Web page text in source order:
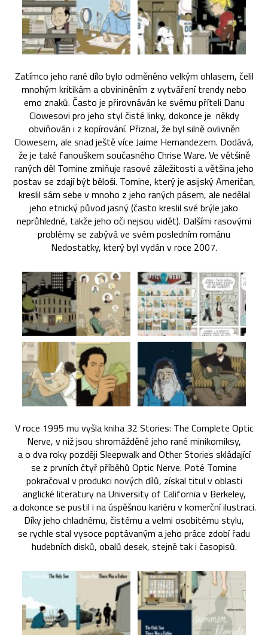
Zatímco jeho rané dílo bylo odměněno velkým ohlasem, čelil
mnohým kritikám a obvininěním z vytváření trendy nebo
emo znaků. Často je přirovnáván ke svému příteli Danu
Clowesovi pro jeho styl čisté linky, dokonce je někdy
obviňován i z kopírování. Přiznal, že byl silně ovlivněn
Clowesem, ale snad ještě více Jaime Hernandezem. Dodává,
že je také fanouškem současného Chrise Ware. Ve většině
raných děl Tomine zmiňuje rasové záležitosti a většina jeho
postav se zdají být běloši. Tomine, který je asijský Američan,
kreslil sám sebe v mnoho z jeho raných pásem, ale nedělal
jeho etnický původ jasný (často kreslil své brýle jako
neprůhledné, takže jeho oči nejsou vidět). Dalšími rasovými
problémy se zabývá ve svém posledním románu
Nedostatky, který byl vydán v roce 2007.
V roce 1995 mu vyšla kniha 32 Stories: The Complete Optic
Nerve, v niž jsou shromážděné jeho rané minikomiksy,
a o dva roky později Sleepwalk and Other Stories skládající
se z prvních čtyř příběhů Optic Nerve. Poté Tomine
pokračoval v produkci nových dílů, získal titul v oblasti
anglické literatury na University of California v Berkeley,
a dokonce se pustil i na úspěšnou kariéru v komerční ilustraci.
Díky jeho chladnému, čistému a velmi osobitému stylu,
se rychle stal vysoce poptávaným a jeho práce zdobí řadu
hudebních disků, obalů desek, stejně tak i časopisů.